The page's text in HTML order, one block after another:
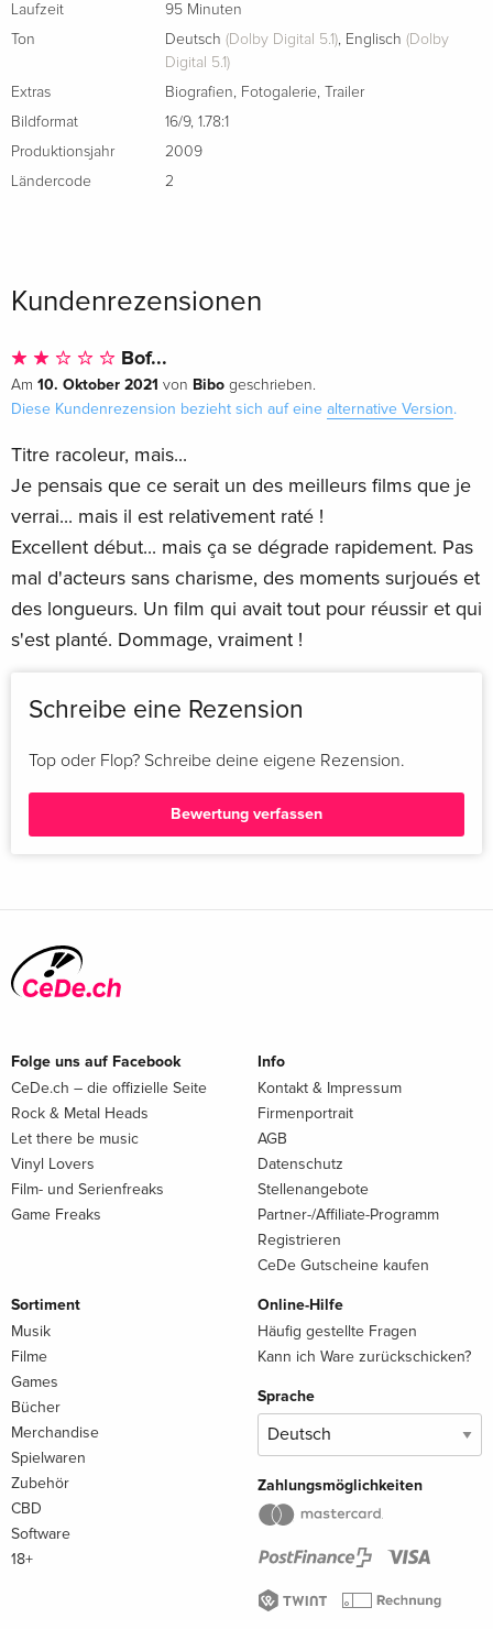
Laufzeit
95 Minuten
Ton
Deutsch (Dolby Digital 5.1) Englisch (Dolby
Digital 5.1)
Extras
Biografien Fotogalerie Trailer
Bildformat
16/9, 1.78:1
Produktionsjahr
2009
Ländercode
2
Kundenrezensionen
Bof...
Am 10. Oktober 2021 von Bibo geschrieben.
Diese Kundenrezension bezieht sich auf eine alternative Version.
Titre racoleur, mais...
Je pensais que ce serait un des meilleurs films que je
verrai... mais il est relativement raté !
Excellent début... mais ça se dégrade rapidement. Pas
mal d'acteurs sans charisme, des moments surjoués et
des longueurs. Un film qui avait tout pour réussir et qui
s'est planté. Dommage, vraiment !
Schreibe eine Rezension
Top oder Flop? Schreibe deine eigene Rezension.
Bewertung verfassen
Folge uns auf Facebook
CeDe.ch – die offizielle Seite
Rock & Metal Heads
Let there be music
Vinyl Lovers
Film- und Serienfreaks
Game Freaks
Info
Kontakt & Impressum
Firmenportrait
AGB
Datenschutz
Stellenangebote
Partner-/Affiliate-Programm
Registrieren
CeDe Gutscheine kaufen
Sortiment
Musik
Filme
Games
Bücher
Merchandise
Spielwaren
Zubehör
CBD
Software
18+
Online-Hilfe
Häufig gestellte Fragen
Kann ich Ware zurückschicken?
Sprache
Zahlungsmöglichkeiten